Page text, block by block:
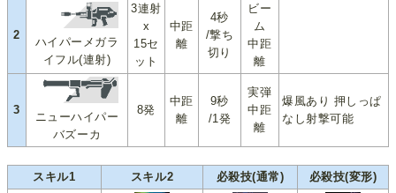
2
ハイパーメガラ
イフル(連射)
3連射
x
15セ
ット
中距
離
4秒
/撃ち
切り
ビー
ム
中距
離
3
ニューハイパー
バズーカ
8発
中距
離
9秒
/1発
実弾
中距
離
爆風あり 押しっぱ
なし射撃可能
スキル1 スキル2 必殺技(通常) 必殺技(変形)